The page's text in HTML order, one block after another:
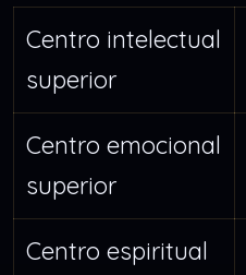
Centro intelectual
superior
Centro emocional
superior
Centro espiritual